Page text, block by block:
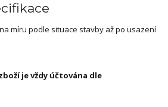
míru podle situace stavby až po usazení
je vždy účtována dle